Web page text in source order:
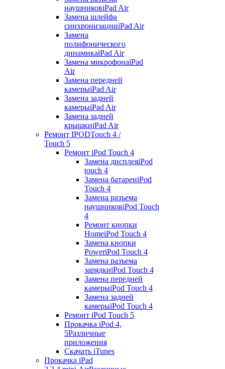
наушниковiPad Air
Замена шлейфа
синхронизацииiPad Air
Замена
полифонического
динамикаiPad Air
Замена микрофонаiPad
Air
Замена передней
камерыiPad Air
Замена задней
камерыiPad Air
Замена задней
крышкиiPad Air
Ремонт IPODTouch 4 /
Touch 5
Ремонт iPod Touch 4
Замена дисплеяiPod
touch 4
Замена батареиiPod
Touch 4
Замена разъема
наушниковiPod Touch
4
Ремонт кнопки
HomeiPod Touch 4
Замена кнопки
PoweriPod Touch 4
Замена разъема
зарядкиiPod Touch 4
Замена передней
камерыiPod Touch 4
Замена задней
камерыiPod Touch 4
Ремонт iPod Touch 5
Прокачка iPod 4,
5Различные
приложения
Скачать iTunes
Прокачка iPad